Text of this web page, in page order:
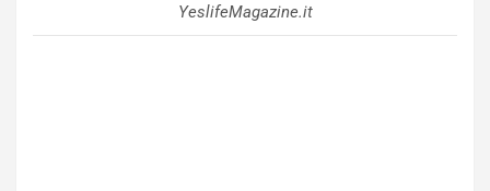
YeslifeMagazine.it